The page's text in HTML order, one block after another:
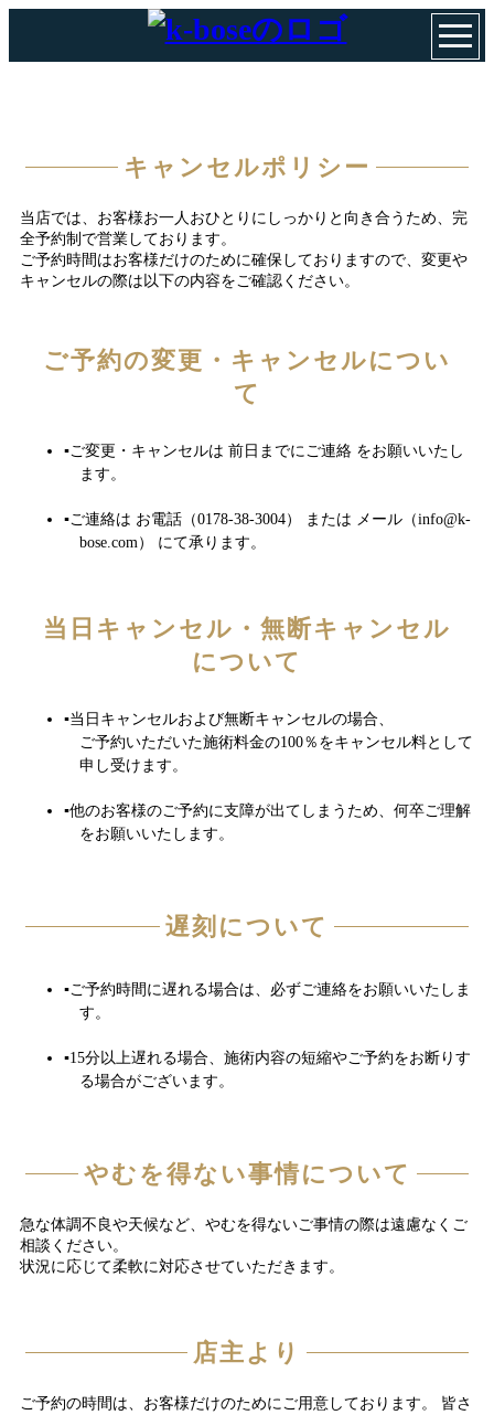
キャンセルポリシー
当店では、お客様お一人おひとりにしっかりと向き合うため、完
全予約制で営業しております。
ご予約時間はお客様だけのために確保しておりますので、変更や
キャンセルの際は以下の内容をご確認ください。
ご予約の変更・キャンセルについ
て
ご変更・キャンセルは 前日までにご連絡 をお願いいたし
ます。
ご連絡は お電話（0178-38-3004） または メール（info@k-
bose.com） にて承ります。
当日キャンセル・無断キャンセル
について
当日キャンセルおよび無断キャンセルの場合、
ご予約いただいた施術料金の100％をキャンセル料として
申し受けます。
他のお客様のご予約に支障が出てしまうため、何卒ご理解
をお願いいたします。
遅刻について
ご予約時間に遅れる場合は、必ずご連絡をお願いいたしま
す。
15分以上遅れる場合、施術内容の短縮やご予約をお断りす
る場合がございます。
やむを得ない事情について
急な体調不良や天候など、やむを得ないご事情の際は遠慮なくご
相談ください。
状況に応じて柔軟に対応させていただきます。
店主より
ご予約の時間は、お客様だけのためにご用意しております。 皆さ